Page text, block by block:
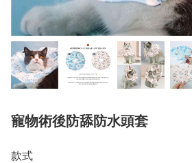
寵物術後防舔防水頭套
款式